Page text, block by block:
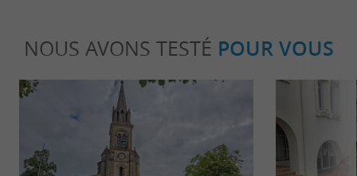
NOUS AVONS TESTÉ POUR VOUS